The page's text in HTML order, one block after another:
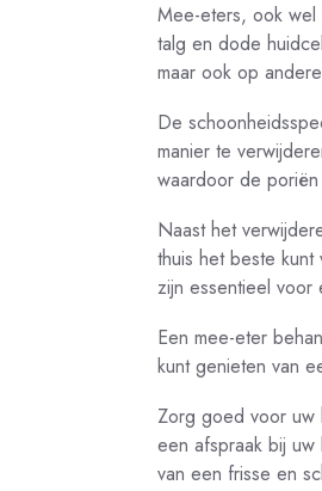
Mee-eters, ook wel
talg en dode
maar ook op
De
manier te
waardoor de
Naast het
thuis het beste
zijn essentieel
Een mee-eter
kunt genieten van
Zorg goed voor uw
een afspraak bij
van een frisse en